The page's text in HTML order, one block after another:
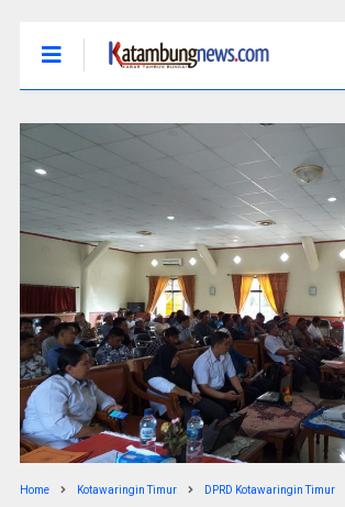
Home Kotawaringin Timur DPRD Kotawaringin Timur